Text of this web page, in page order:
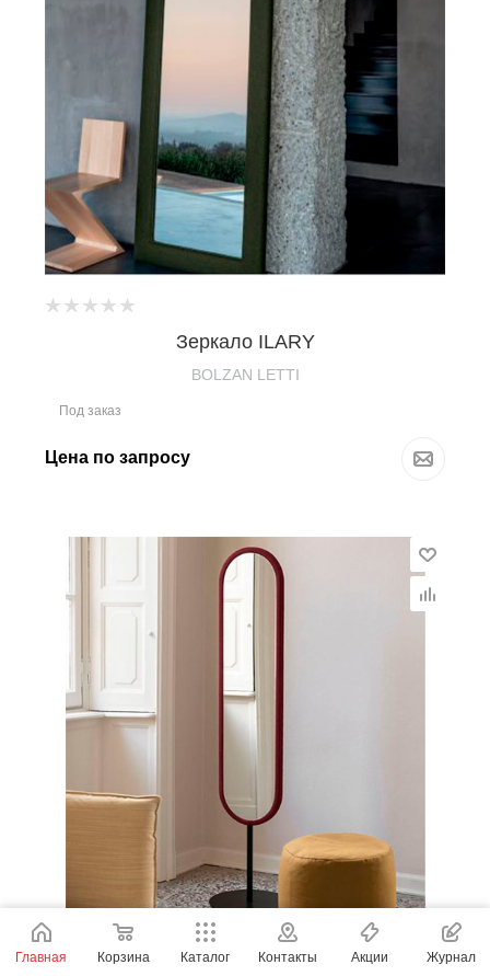
Зеркало ILARY
BOLZAN LETTI
Под заказ
Цена по запросу
Главная Корзина Каталог Контакты Акции Журнал